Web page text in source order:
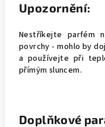
Upozornění:
Nestříkejte parfém
povrchy - mohlo by
a používejte při
přímým sluncem.
Doplňkové